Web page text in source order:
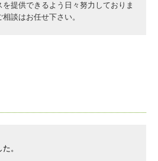
提供できるよう日々努力しておりま
談はお任せ下さい。
。